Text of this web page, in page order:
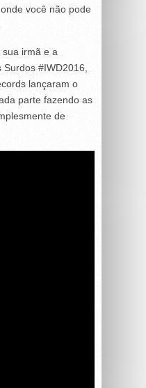
você não pode
irmã e a
#IWD2016,
lançaram o
parte fazendo as
de